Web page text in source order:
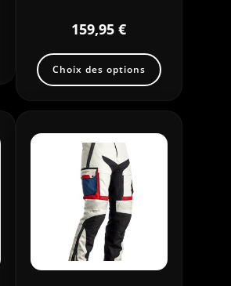
159,95€
Choix des options